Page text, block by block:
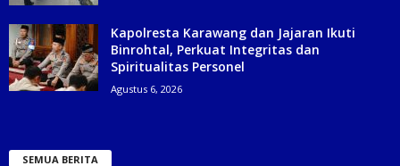
Kapolresta Karawang dan Jajaran Ikuti
Binrohtal, Perkuat Integritas dan
Spiritualitas Personel
Agustus 6, 2026
SEMUA BERITA